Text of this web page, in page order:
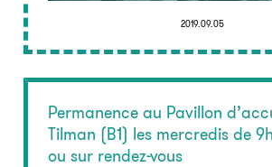
2019.09.05
Permanence au Pavillon
Tilman (B1) les mercredis de
ou sur rendez-vous